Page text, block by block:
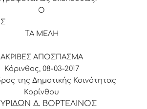
Ο
ΤΑ ΜΕΛΗ
ΑΚΡΙΒΕΣ ΑΠΟΣΠΑΣΜΑ
Κόρινθος, 08-03-2017
της Δημοτικής Κοινότητας
Κορίνθου
Δ. ΒΟΡΤΕΛΙΝΟΣ